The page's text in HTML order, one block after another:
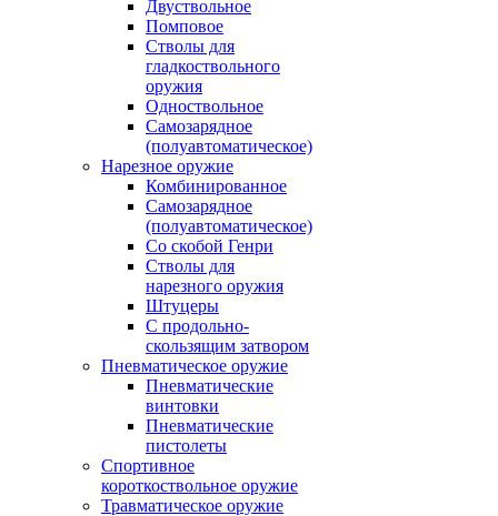
Двуствольное
Помповое
Стволы для
гладкоствольного
оружия
Одноствольное
Самозарядное
(полуавтоматическое)
Нарезное оружие
Комбинированное
Самозарядное
(полуавтоматическое)
Со скобой Генри
Стволы для
нарезного оружия
Штуцеры
С продольно-
скользящим затвором
Пневматическое оружие
Пневматические
винтовки
Пневматические
пистолеты
Спортивное
короткоствольное оружие
Травматическое оружие